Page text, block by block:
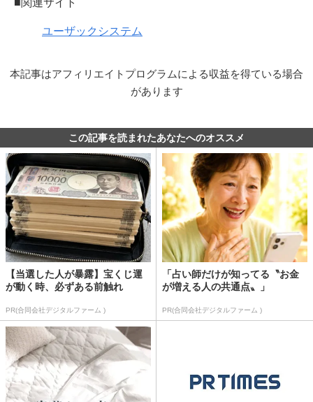
ユーザックシステム
本記事はアフィリエイトプログラムによる収益を得ている場合
があります
この記事を読まれたあなたへのオススメ
【当選した人が暴露】宝くじ運
が動く時、必ずある前触れ
PR(合同会社デジタルファーム )
「占い師だけが知ってる〝お金
が増える人の共通点〟」
PR(合同会社デジタルファーム )